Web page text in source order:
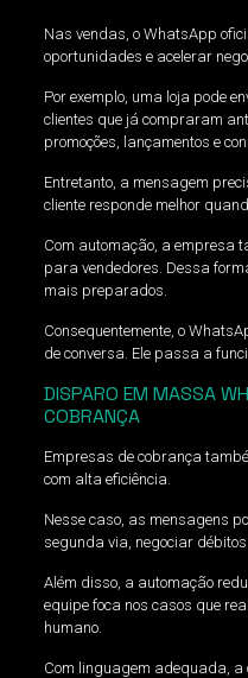
Nas vendas, o WhatsApp
oportunidades e acelerar
Por exemplo, uma loja pode
clientes que já compraram
promoções, lançamentos e
Entretanto, a mensagem
cliente responde melhor
Com automação, a empresa
para vendedores. Dessa
mais preparados.
Consequentemente, o
de conversa. Ele passa a
DISPARO EM MASSA
COBRANÇA
Empresas de cobrança
com alta eficiência.
Nesse caso, as mensagens
segunda via, negociar
Além disso, a automação
equipe foca nos casos que
humano.
Com linguagem adequada,